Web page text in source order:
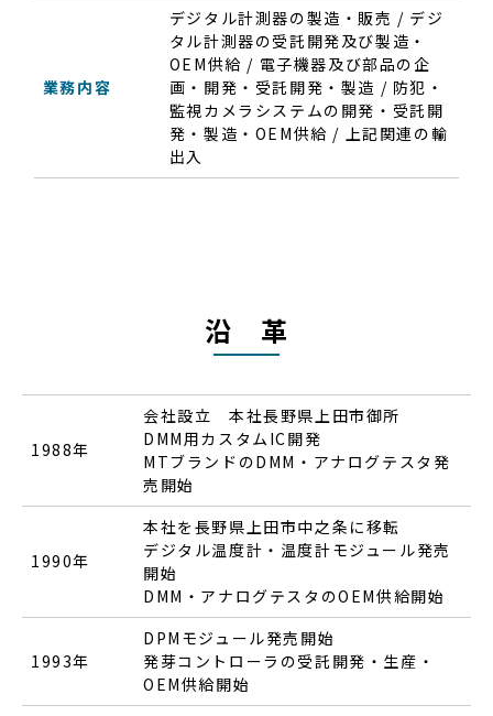
業務内容
デジタル計測器の製造・販売 / デジ
タル計測器の受託開発及び製造・
OEM供給 / 電子機器及び部品の企
画・開発・受託開発・製造 / 防犯・
監視カメラシステムの開発・受託開
発・製造・OEM供給 / 上記関連の輸
出入
沿 革
1988年
会社設立 本社長野県上田市御所
DMM用カスタムIC開発
MTブランドのDMM・アナログテスタ発
売開始
1990年
本社を長野県上田市中之条に移転
デジタル温度計・温度計モジュール発売
開始
DMM・アナログテスタのOEM供給開始
1993年
DPMモジュール発売開始
発芽コントローラの受託開発・生産・
OEM供給開始